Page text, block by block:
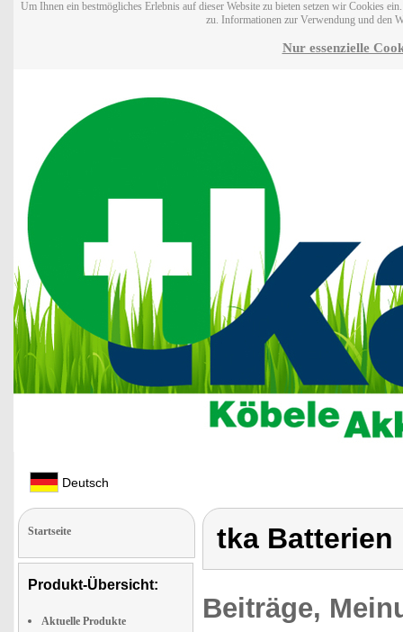
Um Ihnen ein bestmögliches Erlebnis auf dieser Website zu bieten setzen wir Cookies
zu. Informationen zur Verwendung und den
Nur essenzielle
Deutsch
Startseite
Produkt-Übersicht:
Aktuelle Produkte
tka Batterien
Beiträge,